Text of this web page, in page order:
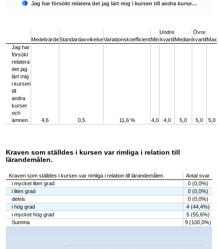
Jag har försökt relatera det jag lärt mig i kursen till andra kurse…
MedelvärdeStandardavvikelseVariationskoefficientMin
Undre
kvartilMedian
Övre
kvartilMax
Jag har
försökt
relatera
det jag
lärt mig
i kursen
till
andra
kurser
och
ämnen.
4,6 0,5 11,6 % 4,0 4,0 5,0 5,0 5,0
Kraven som ställdes i kursen var rimliga i relation till
lärandemålen.
Kraven som ställdes i kursen var rimliga i relation till lärandemålen.
Antal svar
i mycket liten grad
0 (0,0%)
i liten grad
0 (0,0%)
delvis
0 (0,0%)
i hög grad
4 (44,4%)
i mycket hög grad
5 (55,6%)
Summa
9 (100,0%)
Chart
The chart has 1 X axis displaying categories.